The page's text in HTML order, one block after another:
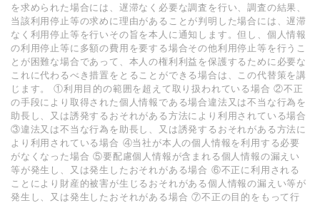
を求められた場合には、遅滞なく必要な調査を⾏い、調査の結果、
当該利⽤停⽌等の求めに理由があることが判明した場合には、遅滞
なく利⽤停⽌等を⾏いその旨を本⼈に通知します。但し、個⼈情報
の利⽤停⽌等に多額の費⽤を要する場合その他利⽤停⽌等を⾏うこ
とが困難な場合であって、本⼈の権利利益を保護するために必要な
これに代わるべき措置をとることができる場合は、この代替策を講
じます。 ①利⽤⽬的の範囲を超えて取り扱われている場合 ②不正
の⼿段により取得された個⼈情報である場合違法⼜は不当な⾏為を
助⻑し、⼜は誘発するおそれがある⽅法により利⽤されている場合
③違法⼜は不当な⾏為を助⻑し、⼜は誘発するおそれがある⽅法に
より利⽤されている場合 ④当社が本⼈の個⼈情報を利⽤する必要
がなくなった場合 ⑤要配慮個⼈情報が含まれる個⼈情報の漏えい
等が発⽣し、⼜は発⽣したおそれがある場合 ⑥不正に利⽤される
ことにより財産的被害が⽣じるおそれがある個⼈情報の漏えい等が
発⽣し、⼜は発⽣したおそれがある場合 ⑦不正の⽬的をもって⾏